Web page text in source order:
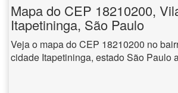
Mapa do CEP 18210200,
Itapetininga, São Paulo
Veja o mapa do CEP 18210200 no
cidade Itapetininga, estado São Paulo